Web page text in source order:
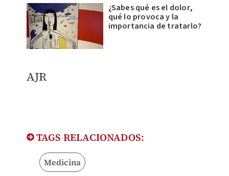
¿Sabes qué es el dolor,
qué lo provoca y la
importancia de tratarlo?
AJR
TAGS RELACIONADOS:
Medicina